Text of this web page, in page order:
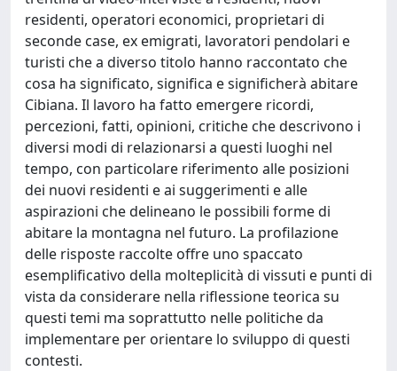
residenti, operatori economici, proprietari di
seconde case, ex emigrati, lavoratori pendolari e
turisti che a diverso titolo hanno raccontato che
cosa ha significato, significa e significherà abitare
Cibiana. Il lavoro ha fatto emergere ricordi,
percezioni, fatti, opinioni, critiche che descrivono i
diversi modi di relazionarsi a questi luoghi nel
tempo, con particolare riferimento alle posizioni
dei nuovi residenti e ai suggerimenti e alle
aspirazioni che delineano le possibili forme di
abitare la montagna nel futuro. La profilazione
delle risposte raccolte offre uno spaccato
esemplificativo della molteplicità di vissuti e punti di
vista da considerare nella riflessione teorica su
questi temi ma soprattutto nelle politiche da
implementare per orientare lo sviluppo di questi
contesti.